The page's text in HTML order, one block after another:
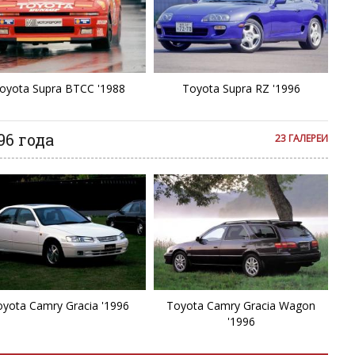
Supra BTCC '1988 Toyota Supra RZ '1996
23 ГАЛЕРЕИ
года
Camry Gracia '1996
Toyota Camry Gracia Wagon
'1996